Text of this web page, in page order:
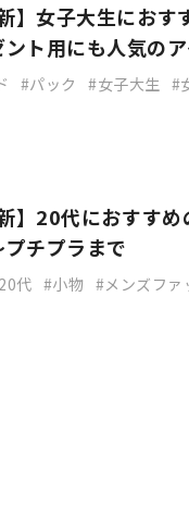
】女子大生にお
ト用にも人気の
パック 女子大生
】20代におすす
チプラまで
20代 小物 メンズファ